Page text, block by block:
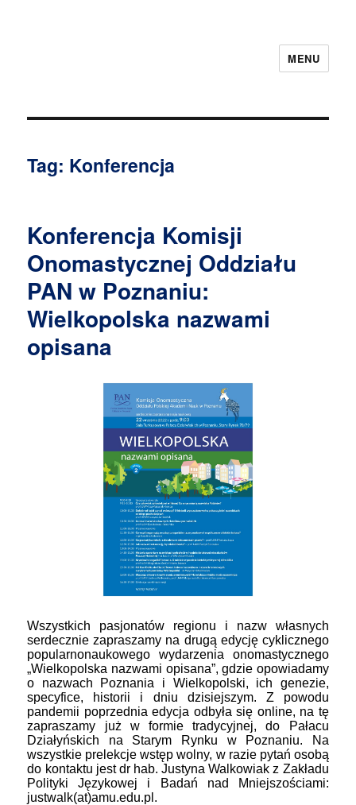
MENU
Tag: Konferencja
Konferencja Komisji
Onomastycznej Oddziału
PAN w Poznaniu:
Wielkopolska nazwami
opisana
Wszystkich pasjonatów regionu i nazw własnych
serdecznie zapraszamy na drugą edycję cyklicznego
popularnonaukowego wydarzenia onomastycznego
„Wielkopolska nazwami opisana”, gdzie opowiadamy
o nazwach Poznania i Wielkopolski, ich genezie,
specyfice, historii i dniu dzisiejszym. Z powodu
pandemii poprzednia edycja odbyła się online, na tę
zapraszamy już w formie tradycyjnej, do Pałacu
Działyńskich na Starym Rynku w Poznaniu. Na
wszystkie prelekcje wstęp wolny, w razie pytań osobą
do kontaktu jest dr hab. Justyna Walkowiak z Zakładu
Polityki Językowej i Badań nad Mniejszościami:
justwalk(at)amu.edu.pl.